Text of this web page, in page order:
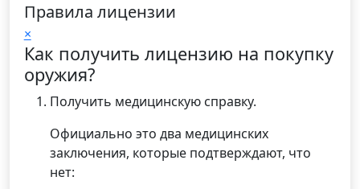
Правила лицензии
×
Как получить лицензию на покупку
оружия?
Получить медицинскую справку.
Официально это два медицинских
заключения, которые подтверждают, что
нет: